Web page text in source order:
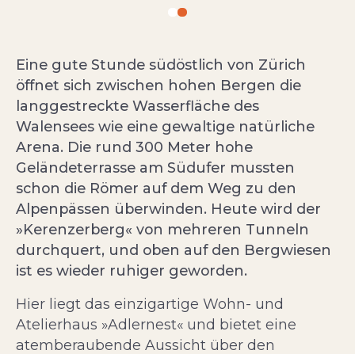
Eine gute Stunde südöstlich von Zürich
öffnet sich zwischen hohen Bergen die
langgestreckte Wasserfläche des
Walensees wie eine gewaltige natürliche
Arena. Die rund 300 Meter hohe
Geländeterrasse am Südufer mussten
schon die Römer auf dem Weg zu den
Alpenpässen überwinden. Heute wird der
»Kerenzerberg« von mehreren Tunneln
durchquert, und oben auf den Bergwiesen
ist es wieder ruhiger geworden.
Hier liegt das einzigartige Wohn- und
Atelierhaus »Adlernest« und bietet eine
atemberaubende Aussicht über den